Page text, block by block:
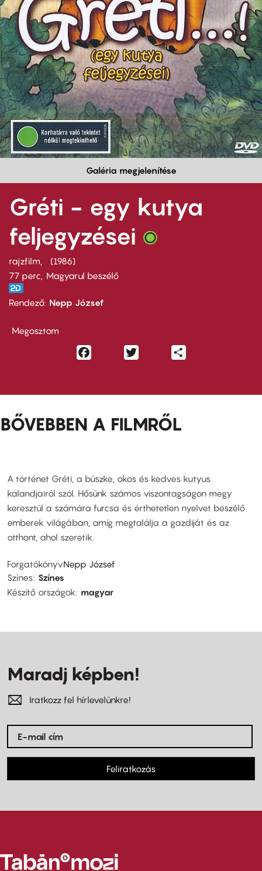
Galéria megjelenítése
Gréti - egy kutya
feljegyzései
rajzfilm
1986
77 perc,
Magyarul beszélő
Rendező Nepp József
Megosztom
Facebook
BŐVEBBEN A FILMRŐL
A történet Gréti, a büszke, okos és kedves kutyus
kalandjairól szól. Hősünk számos viszontagságon megy
keresztül a számára furcsa és érthetetlen nyelvet beszélő
emberek világában, amíg megtalálja a gazdiját és az
otthont, ahol szeretik.
ForgatókönyvNepp József
Színes Színes
Készítő országok
magyar
Maradj képben!
Iratkozz fel hírlevelünkre!
Feliratkozás